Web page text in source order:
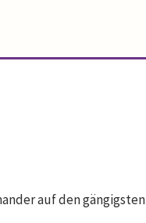
auf den gängigsten